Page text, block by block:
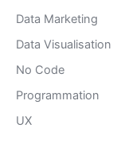
Data Marketing
Data Visualisation
No Code
Programmation
UX